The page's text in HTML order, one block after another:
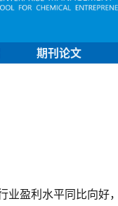
期刊论文